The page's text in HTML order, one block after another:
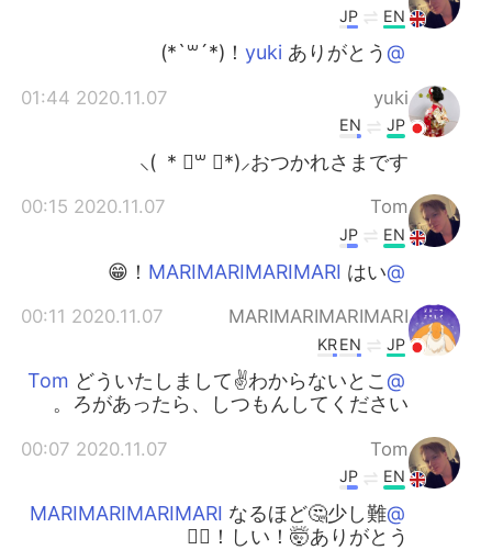
EN
JP
@yuki
ありがとう！(*´꒳`*)
yuki
2020.11.07 01:44
JP
EN
おつかれさまです⸜(* ॑꒳ ॑* )⸝
Tom
2020.11.07 00:15
EN
JP
@MARIMARIMARIMARI
はい！😁
MARIMARIMARIMARI
2020.11.07 00:11
JP
EN
KR
@Tom
どういたしまして✌わからないとこ
ろがあったら、しつもんしてください。
Tom
2020.11.07 00:07
EN
JP
@MARIMARIMARIMARI
なるほど🤔少し難
しい！🤯ありがとう！🙇‍♂️